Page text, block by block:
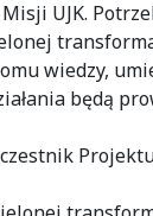
UJK.
wiedzy,
będą